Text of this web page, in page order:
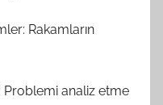
Rakamların
Problemi analiz etme